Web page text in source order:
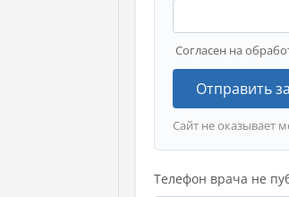
Согласен на
Отправить
Сайт не оказывает
Телефон врача не